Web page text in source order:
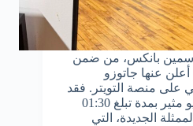
بانكس، من ضمن
أعلن عنها جاتوزو
على منصة التويتر. فقد
تضمن الإعلان مشاركة فيديو مثير بمدة تبلغ 01:30
الجديدة، التي